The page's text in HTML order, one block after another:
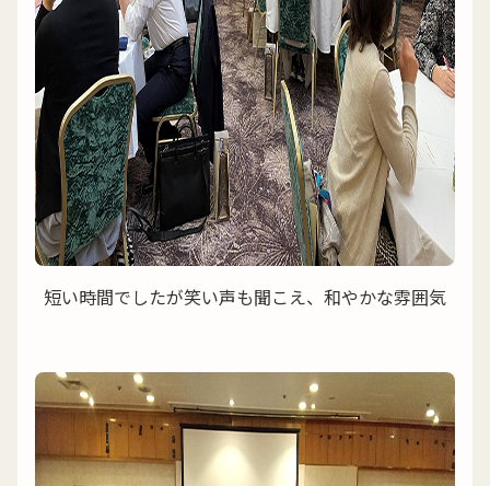
短い時間でしたが笑い声も聞こえ、和やかな雰囲気